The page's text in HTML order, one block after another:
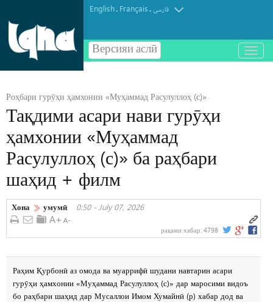
English. Français.فارسی
Версияи аслӣ
باز
و
Роҳбари гурӯҳи ҳамхонии «Муҳаммад Расулуллоҳ (с)»
Тақдими асари нави гурӯҳи
ҳамхонии «Муҳаммад
Расулуллоҳ (с)» ба раҳбари
шаҳид + филм
Хона умумӣ 0:50 - July 07, 2026
рақами хабар: 4798
Раҳим Қурбонӣ аз омода ва муаррифӣ шудани навтарин асари
гурӯҳи ҳамхонии «Муҳаммад Расулуллоҳ (с)» дар маросими видоъ
бо раҳбари шаҳид дар Мусаллои Имом Хумайнӣ (р) хабар дод ва